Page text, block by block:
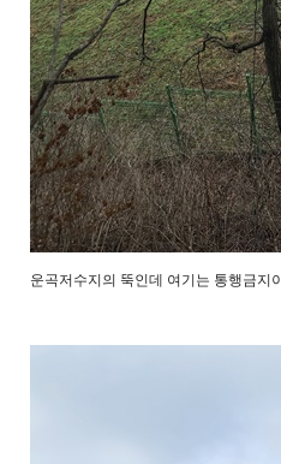
운곡저수지의 뚝인데 여기는 통행금지